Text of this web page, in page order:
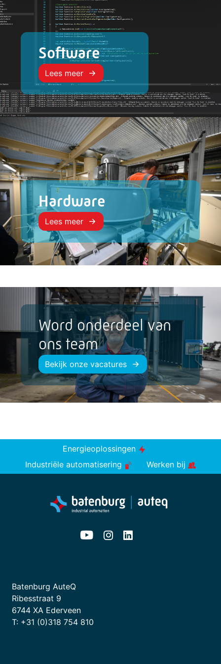
Software
Lees meer
Hardware
Lees meer
Word onderdeel van
ons team
Bekijk onze vacatures
Energieoplossingen
Industriële automatisering
Werken bij
Batenburg AuteQ
Ribesstraat 9
6744 XA Ederveen
T: +31 (0)318 754 810